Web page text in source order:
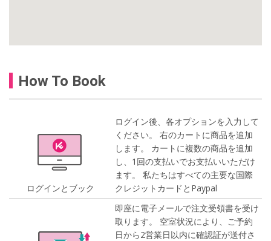
How To Book
ログインとブック
ログイン後、各オプションを入力して
ください。 右のカートに商品を追加
します。 カートに複数の商品を追加
し、1回の支払いでお支払いいただけ
ます。 私たちはすべての主要な国際
クレジットカードとPaypal
即座に電子メールで注文受領書を受け
取ります。 空室状況により、ご予約
日から2営業日以内に確認証が送付さ